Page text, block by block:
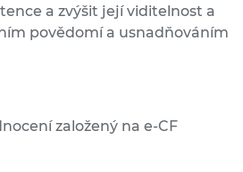
a zvýšit její viditelnost a
povědomí a usnadňováním
založený na e-CF